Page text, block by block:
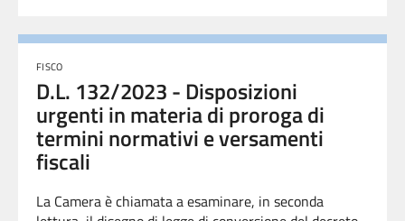
FISCO
D.L. 132/2023 - Disposizioni
urgenti in materia di proroga di
termini normativi e versamenti
fiscali
La Camera è chiamata a esaminare, in seconda